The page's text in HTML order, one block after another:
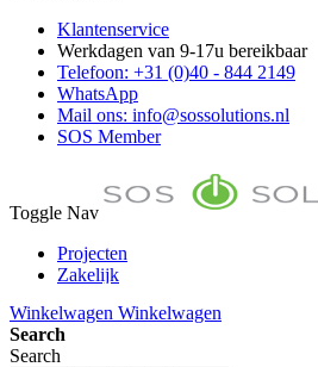
Klantenservice
Werkdagen van 9-17u bereikbaar
Telefoon: +31 (0)40 - 844 2149
WhatsApp
Mail ons: info@sossolutions.nl
SOS Member
Toggle Nav
Projecten
Zakelijk
Toon prijzen Incl. BTW
Toon prijzen Excl. BTW
Winkelwagen Winkelwagen
Search
Search